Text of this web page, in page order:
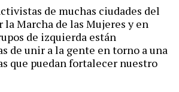
de muchas ciudades del
la Marcha de las Mujeres y en
de izquierda están
de unir a la gente en torno a una
que puedan fortalecer nuestro